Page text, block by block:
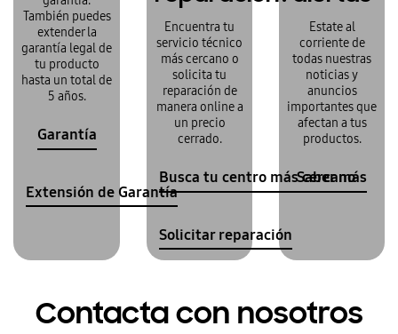
También puedes
extender la
garantía legal de
tu producto
hasta un total de
5 años.
Garantía
Extensión de Garantía
Encuentra tu
servicio técnico
más cercano o
solicita tu
reparación de
manera online a
un precio
cerrado.
Busca tu centro más cercano
Solicitar reparación
Estate al
corriente de
todas nuestras
noticias y
anuncios
importantes que
afectan a tus
productos.
Saber más
Contacta con nosotros